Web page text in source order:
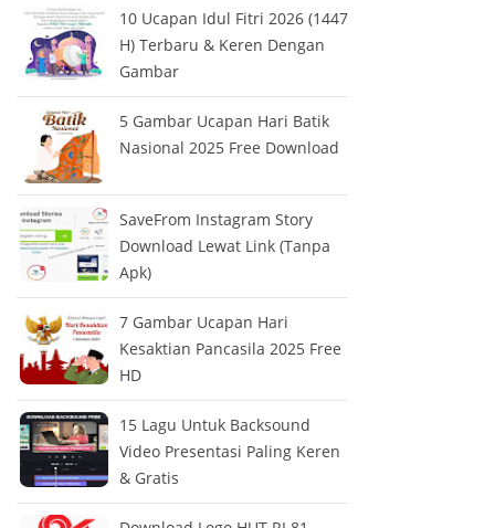
10 Ucapan Idul Fitri 2026 (1447
H) Terbaru & Keren Dengan
Gambar
5 Gambar Ucapan Hari Batik
Nasional 2025 Free Download
SaveFrom Instagram Story
Download Lewat Link (Tanpa
Apk)
7 Gambar Ucapan Hari
Kesaktian Pancasila 2025 Free
HD
15 Lagu Untuk Backsound
Video Presentasi Paling Keren
& Gratis